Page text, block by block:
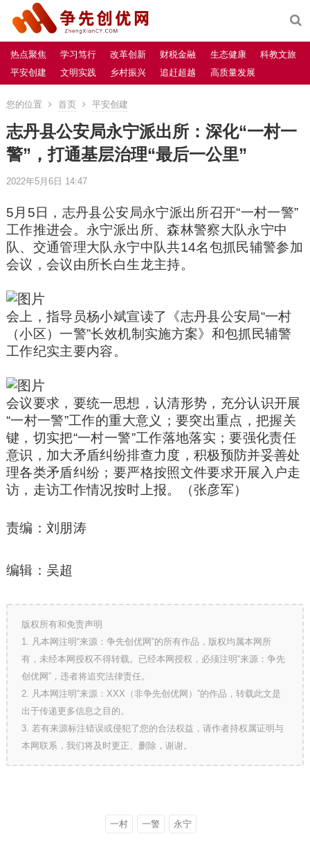
热点聚焦 学习笃行 改革创新 财税金融 生态健康
科教文旅
平安创建
文明实践 乡村振兴 追赶超越 高质量发展
您的位置 首页 平安创建
志丹县公安局永宁派出所：深化“一村一
警”，打通基层治理“最后一公里”
2022年5月6日 14:47
5月5日，志丹县公安局永宁派出所召开“一村一警”
工作推进会。永宁派出所、森林警察大队永宁中
队、交通管理大队永宁中队共14名包抓民辅警参加
会议，会议由所长白生龙主持。
会上，指导员杨小斌宣读了《志丹县公安局“一村
（小区）一警”长效机制实施方案》和包抓民辅警
工作纪实主要内容。
会议要求，要统一思想，认清形势，充分认识开展
“一村一警”工作的重大意义；要突出重点，把握关
键，切实把“一村一警”工作落地落实；要强化责任
意识，加大矛盾纠纷排查力度，积极预防并妥善处
理各类矛盾纠纷；要严格按照文件要求开展入户走
访，走访工作情况按时上报。（张彦军）
责编：刘朋涛
编辑：吴超
版权所有和免责声明
1. 凡本网注明“来源：争先创优网”的所有作品，版权均属本网所
有，未经本网授权不得转载。已经本网授权，必须注明“来源：争先
创优网”，违者将追究法律责任。
2. 凡本网注明“来源：XXX（非争先创优网）”的作品，转载此文是
出于传递更多信息之目的。
3. 若有来源标注错误或侵犯了您的合法权益，请作者持权属证明与
本网联系，我们将及时更正、删除，谢谢。
一村 一警 永宁